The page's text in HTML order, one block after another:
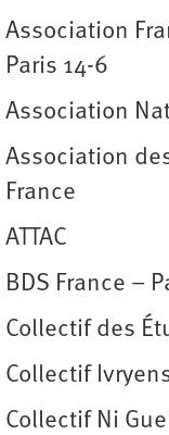
Association
Paris 14-6
Association
Association
France
ATTAC
BDS France –
Collectif des
Collectif
Collectif Ni